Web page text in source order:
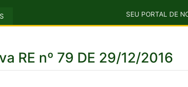
SEU PORTAL DE
RE nº 79 DE 29/12/2016